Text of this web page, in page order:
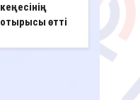
кеңесінің
отырысы өтті